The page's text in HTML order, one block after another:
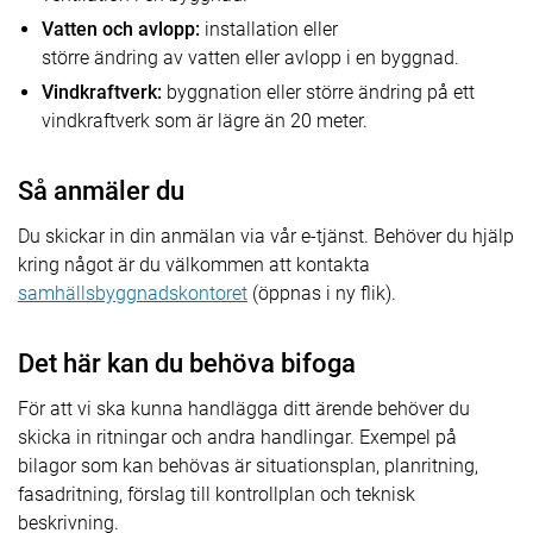
Vatten och avlopp: installation eller
större ändring av vatten eller avlopp i en byggnad.
Vindkraftverk: byggnation eller större ändring på ett
vindkraftverk som är lägre än 20 meter.
Så anmäler du
Du skickar in din anmälan via vår e-tjänst. Behöver du hjälp
kring något är du välkommen att kontakta
samhällsbyggnadskontoret (öppnas i ny flik).
Det här kan du behöva bifoga
För att vi ska kunna handlägga ditt ärende behöver du
skicka in ritningar och andra handlingar. Exempel på
bilagor som kan behövas är situationsplan, planritning,
fasadritning, förslag till kontrollplan och teknisk
beskrivning.